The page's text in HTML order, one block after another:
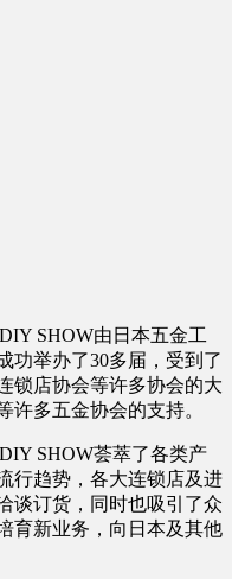
SHOW由日本五金工
功举办了30多届，受到了
锁店协会等许多协会的大
许多五金协会的支持。
SHOW荟萃了各类产
行趋势，各大连锁店及进
谈订货，同时也吸引了众
育新业务，向日本及其他